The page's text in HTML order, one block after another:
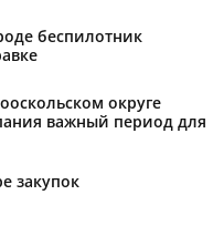
беспилотник
округе
важный период для
закупок